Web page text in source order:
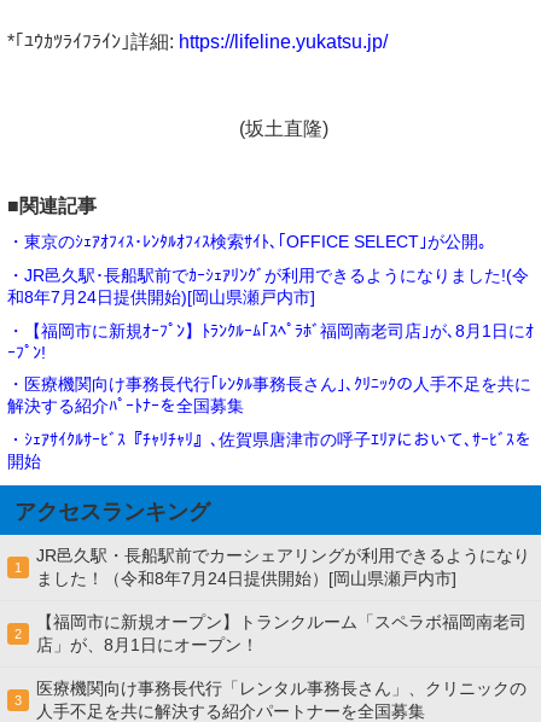
*｢ﾕｳｶﾂﾗｲﾌﾗｲﾝ｣詳細: https://lifeline.yukatsu.jp/
(坂土直隆)
■関連記事
・東京のｼｪｱｵﾌｨｽ･ﾚﾝﾀﾙｵﾌｨｽ検索ｻｲﾄ､｢OFFICE SELECT｣が公開｡
・JR邑久駅･長船駅前でｶｰｼｪｱﾘﾝｸﾞが利用できるようになりました!(令
和8年7月24日提供開始)[岡山県瀬戸内市]
・【福岡市に新規ｵｰﾌﾟﾝ】ﾄﾗﾝｸﾙｰﾑ｢ｽﾍﾟﾗﾎﾞ福岡南老司店｣が､8月1日にｵ
ｰﾌﾟﾝ!
・医療機関向け事務長代行｢ﾚﾝﾀﾙ事務長さん｣､ｸﾘﾆｯｸの人手不足を共に
解決する紹介ﾊﾟｰﾄﾅｰを全国募集
・ｼｪｱｻｲｸﾙｻｰﾋﾞｽ『ﾁｬﾘﾁｬﾘ』､佐賀県唐津市の呼子ｴﾘｱにおいて､ｻｰﾋﾞｽを
開始
アクセスランキング
1
JR邑久駅・長船駅前でカーシェアリングが利用できるようになり
ました！（令和8年7月24日提供開始）[岡山県瀬戸内市]
2
【福岡市に新規オープン】トランクルーム「スペラボ福岡南老司
店」が、8月1日にオープン！
3
医療機関向け事務長代行「レンタル事務長さん」、クリニックの
人手不足を共に解決する紹介パートナーを全国募集